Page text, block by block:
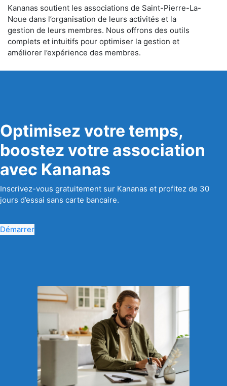
Kananas soutient les associations de Saint-Pierre-La-
Noue dans l’organisation de leurs activités et la
gestion de leurs membres. Nous offrons des outils
complets et intuitifs pour optimiser la gestion et
améliorer l’expérience des membres.
Optimisez votre temps,
boostez votre association
avec Kananas
Inscrivez-vous gratuitement sur Kananas et profitez de 30
jours d’essai sans carte bancaire.
Démarrer